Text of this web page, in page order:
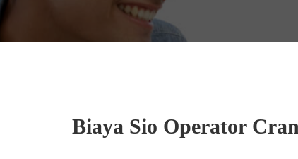
Biaya Sio Operator